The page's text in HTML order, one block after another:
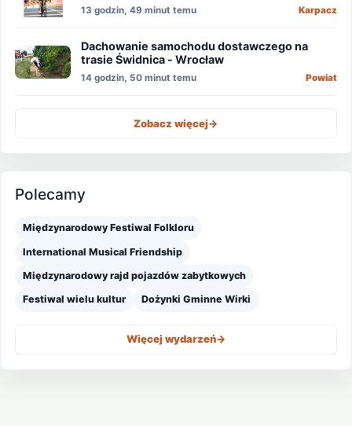
13 godzin, 49 minut temu Karpacz
Dachowanie samochodu dostawczego na
trasie Świdnica - Wrocław
14 godzin, 50 minut temu Powiat
Zobacz więcej->
Polecamy
Międzynarodowy Festiwal Folkloru
International Musical Friendship
Międzynarodowy rajd pojazdów zabytkowych
Festiwal wielu kultur Dożynki Gminne Wirki
Więcej wydarzeń->